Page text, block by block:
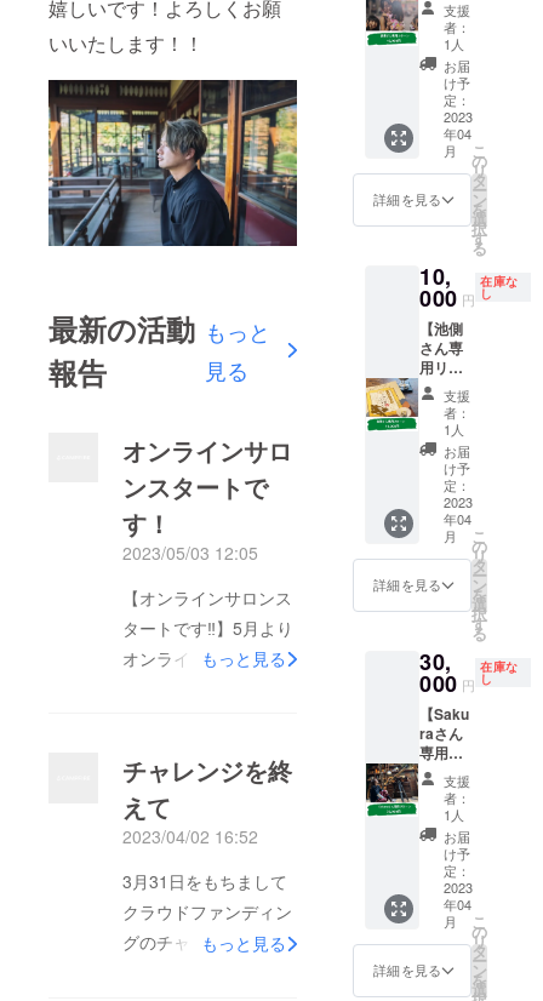
嬉しいです！よろしくお願
いいたします！！
最新の活動
報告
もっと
見る
オンラインサロ
ンスタートで
す！
2023/05/03 12:05
【オンラインサロンス
タートです‼】5月より
オンラインサロンがス
く、新たに生前・遺品
整理士として発信して
いきたい⁡◎あえてク
ローズドコミュニティ
にし、モラルの整った
場所で業界のリアルを
発信をしていきたい。
もっと見る
チャレンジを終
えて
2023/04/02 16:52
3月31日をもちまして
クラウドファンディン
グのチャレンジが終了
もっと見る
2023年
4月1
日〜
2024年
4月1日
ご用命
回数：1
ズねぇ
さん以
遠慮く
ださ
い。
ン】 昌
恵さん
専用の
リター
ンで
す。 昌
恵さん
のご用
命をお
聞き
し、全
うしま
用命期
限：
2023年
4月1
日〜
2024年
4月1日
ご用命
回数：1
回 ※昌
恵さん
以外の
方のご
支援は
ご遠慮
くださ
い。
支援
者：
1人
お届
け予
定：
2023
年04
月
詳細を見る
こ
の
リ
タ
ー
ン
を
選
択
す
る
10,
000 円
在庫な
し
【池側
さん専
用リ
ター
ン】 こ
おろぎ
パウ
ダーの
販売を
してい
る池側
さん専
用のリ
ターン
です。
池側さ
もにご
用命を
お聞き
し、全
うしま
す！ ご
用命期
限：
2023年
4月1
日〜
2024年
4月1日
ご用命
回数：1
回 ※池
側さん
支援
者：
1人
お届
け予
定：
2023
年04
月
詳細を見る
こ
の
リ
タ
ー
ン
を
選
択
す
る
30,
000 円
在庫な
し
【Saku
raさん
専用リ
ター
ン】 大
阪の理
容師、
Sakura
さん専
用のリ
ターン
です。
Sakura
さんの
ご用命
支援
者：
1人
お届
け予
定：
2023
年04
月
詳細を見る
こ
の
リ
タ
ー
ン
を
選